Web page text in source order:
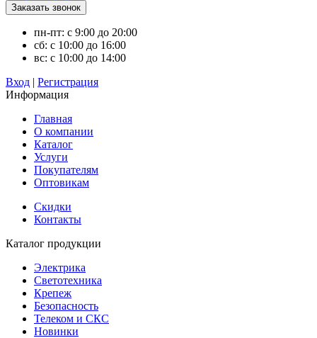
пн-пт: с 9:00 до 20:00
сб: с 10:00 до 16:00
вс: с 10:00 до 14:00
Вход | Регистрация
Информация
Главная
О компании
Каталог
Услуги
Покупателям
Оптовикам
Скидки
Контакты
Каталог продукции
Электрика
Светотехника
Крепеж
Безопасность
Телеком и СКС
Новинки